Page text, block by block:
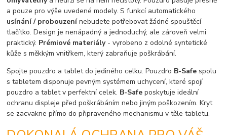
a pouze pro výše uvedené modely. S funkcí automatického
usínání / probouzenínebudete potřebovat žádné spouštěcí
tlačítko. Design je nenápadný a jednoduchý, ale zároveň velmi
praktický. Prémiové materiály- vyrobeno z odolné syntetické
kůže s měkkým vnitřkem, který zabraňuje poškrábání.
Spojte pouzdro a tablet do jediného celku. Pouzdro B-Safe spolu
s tabletem disponuje pevným systémem uchycení, které spojí
pouzdro a tablet v perfektní celek. B-Safe poskytuje ideální
ochranu displeje před poškrábáním nebo jiným poškozením. Kryt
se zacvakne přímo do připraveného mechanismu v těle tabletu.